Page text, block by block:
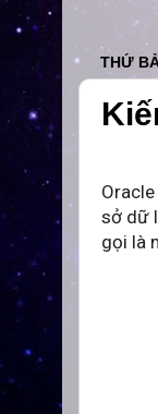
THỨ
sở dữ
gọi là